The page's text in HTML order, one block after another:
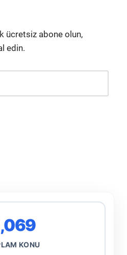
ücretsiz abone olun,
edin.
KONU